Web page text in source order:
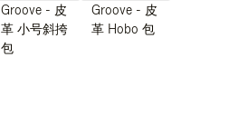
Groove - 皮
革 小号斜挎
包
Groove - 皮
革 Hobo 包